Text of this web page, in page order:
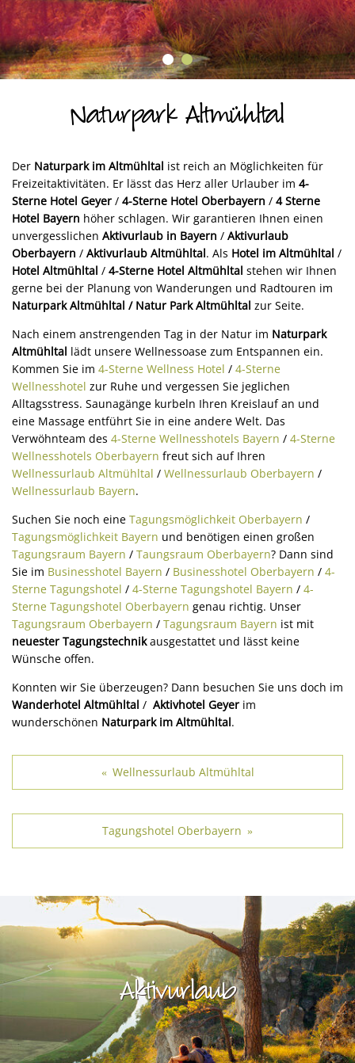
Naturpark Altmühltal
Der Naturpark im Altmühltal ist reich an Möglichkeiten für
Freizeitaktivitäten. Er lässt das Herz aller Urlauber im 4-
Sterne Hotel Geyer / 4-Sterne Hotel Oberbayern / 4 Sterne
Hotel Bayern höher schlagen. Wir garantieren Ihnen einen
unvergesslichen Aktivurlaub in Bayern / Aktivurlaub
Oberbayern / Aktivurlaub Altmühltal. Als Hotel im Altmühltal /
Hotel Altmühltal / 4-Sterne Hotel Altmühltal stehen wir Ihnen
gerne bei der Planung von Wanderungen und Radtouren im
Naturpark Altmühltal / Natur Park Altmühltal zur Seite.
Nach einem anstrengenden Tag in der Natur im Naturpark
Altmühltal lädt unsere Wellnessoase zum Entspannen ein.
Kommen Sie im 4-Sterne Wellness Hotel / 4-Sterne
Wellnesshotel zur Ruhe und vergessen Sie jeglichen
Alltagsstress. Saunagänge kurbeln Ihren Kreislauf an und
eine Massage entführt Sie in eine andere Welt. Das
Verwöhnteam des 4-Sterne Wellnesshotels Bayern / 4-Sterne
Wellnesshotels Oberbayern freut sich auf Ihren
Wellnessurlaub Altmühltal / Wellnessurlaub Oberbayern /
Wellnessurlaub Bayern.
Suchen Sie noch eine Tagungsmöglichkeit Oberbayern /
Tagungsmöglichkeit Bayern und benötigen einen großen
Tagungsraum Bayern / Taungsraum Oberbayern? Dann sind
Sie im Businesshotel Bayern / Businesshotel Oberbayern / 4-
Sterne Tagungshotel / 4-Sterne Tagungshotel Bayern / 4-
Sterne Tagungshotel Oberbayern genau richtig. Unser
Tagungsraum Oberbayern / Tagungsraum Bayern ist mit
neuester Tagungstechnikausgestattet und lässt keine
Wünsche offen.
Konnten wir Sie überzeugen? Dann besuchen Sie uns doch im
Wanderhotel Altmühltal / Aktivhotel Geyer im
wunderschönen Naturpark im Altmühltal.
« Wellnessurlaub Altmühltal
Tagungshotel Oberbayern »
Aktivurlaub